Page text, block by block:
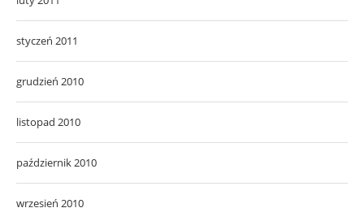
styczeń 2011
grudzień 2010
listopad 2010
październik 2010
wrzesień 2010